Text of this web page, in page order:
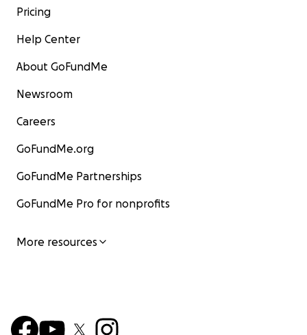
Pricing
Help Center
About GoFundMe
Newsroom
Careers
GoFundMe.org
GoFundMe Partnerships
GoFundMe Pro for nonprofits
More resources